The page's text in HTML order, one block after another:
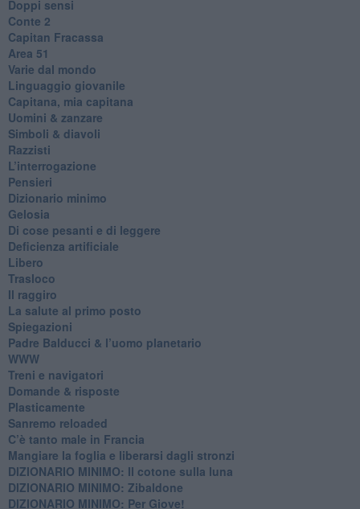
Doppi sensi
​Conte 2
​Capitan Fracassa
​Area 51
Varie dal mondo
​Linguaggio giovanile
​Capitana, mia capitana
Uomini & zanzare
​Simboli & diavoli
Razzisti
​L’interrogazione
Pensieri
​Dizionario minimo
Gelosia
Di cose pesanti e di leggere
​Deficienza artificiale
Libero
Trasloco
Il raggiro
​La salute al primo posto
Spiegazioni
Padre Balducci & l’uomo planetario
WWW
​Treni e navigatori
​Domande & risposte
​Plasticamente
Sanremo reloaded
C’è tanto male in Francia
​Mangiare la foglia e liberarsi dagli stronzi
DIZIONARIO MINIMO: Il cotone sulla luna
DIZIONARIO MINIMO: Zibaldone
DIZIONARIO MINIMO: Per Giove!